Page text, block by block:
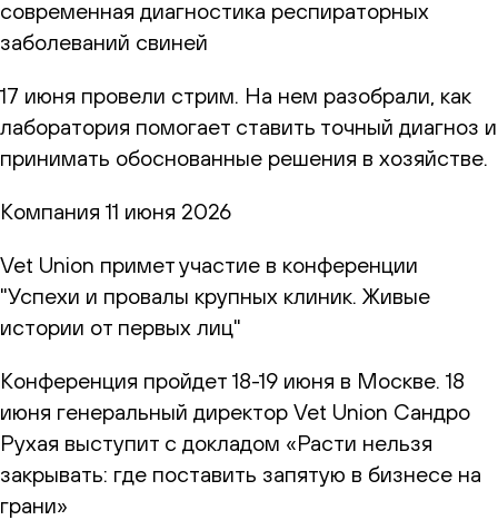
современная диагностика респираторных
заболеваний свиней
17 июня провели стрим. На нем разобрали, как
лаборатория помогает ставить точный диагноз и
принимать обоснованные решения в хозяйстве.
Компания 11 июня 2026
Vet Union примет участие в конференции
"Успехи и провалы крупных клиник. Живые
истории от первых лиц"
Конференция пройдет 18-19 июня в Москве. 18
июня генеральный директор Vet Union Сандро
Рухая выступит с докладом «Расти нельзя
закрывать: где поставить запятую в бизнесе на
грани»